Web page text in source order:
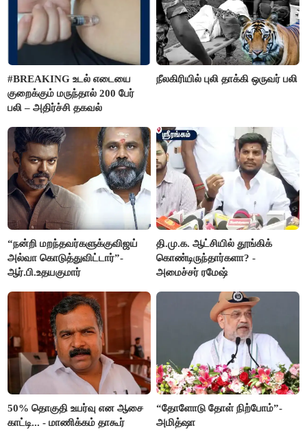
#BREAKING உடல் எடையை
குறைக்கும் மருந்தால் 200 பேர்
பலி – அதிர்ச்சி தகவல்
நீலகிரியில் புலி தாக்கி ஒருவர் பலி
“நன்றி மறந்தவர்களுக்குவிஜய்
அல்வா கொடுத்துவிட்டார்”-
ஆர்.பி.உதயகுமார்
தி.மு.க. ஆட்சியில் தூங்கிக்
கொண்டிருந்தார்களா? -
அமைச்சர் ரமேஷ்
50% தொகுதி உயர்வு என ஆசை
காட்டி... - மாணிக்கம் தாகூர்
“தோளோடு தோள் நிற்போம்”-
அமித்ஷா